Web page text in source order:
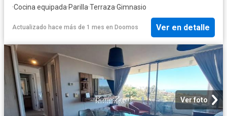
·Cocina equipada·Parilla·Terraza·Gimnasio
Actualizado hace más de 1 mes en Doomos Ver en detalle
Ver foto